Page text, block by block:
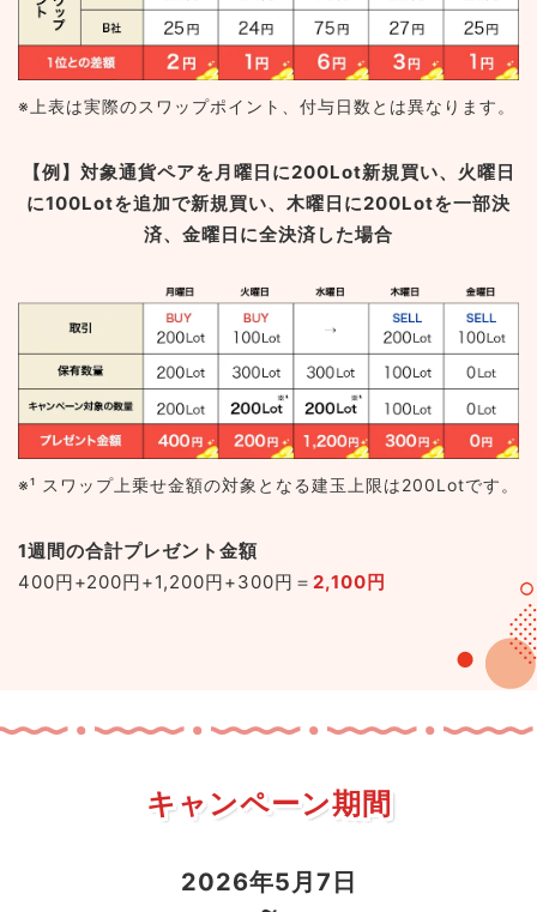
※上表は実際のスワップポイント、付与日数とは異なります。
【例】対象通貨ペアを月曜日に200Lot新規買い、火曜日
に100Lotを追加で新規買い、 木曜日に200Lotを一部決
済、金曜日に全決済した場合
※¹ スワップ上乗せ金額の対象となる建玉上限は200Lotです。
1週間の合計プレゼント金額
400円+200円+1,200円+300円＝ 2,100円
キャンペーン期間
2026年5月7日